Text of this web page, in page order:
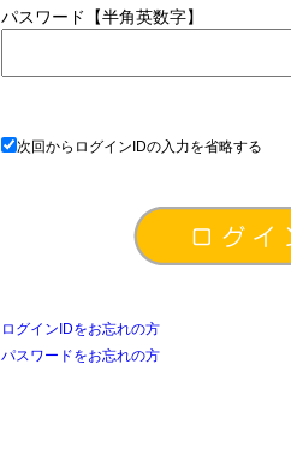
パスワード【半角英数字】
次回からログインIDの入力を省略する
ログインIDをお忘れの方
パスワードをお忘れの方